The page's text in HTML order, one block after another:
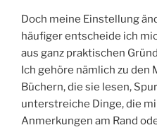
Doch meine Einstellung
häufiger entscheide ich
aus ganz praktischen
Ich gehöre nämlich zu den
Büchern, die sie lesen,
unterstreiche Dinge, die
Anmerkungen am Rand